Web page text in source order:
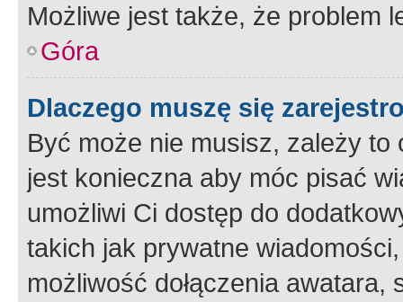
Możliwe jest także, że problem
Góra
Dlaczego muszę się
Być może nie musisz, zależy
jest konieczna aby móc pisać
umożliwi Ci dostęp do
takich jak prywatne
możliwość dołączenia